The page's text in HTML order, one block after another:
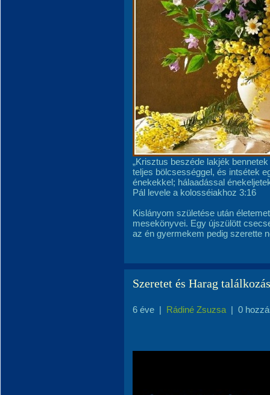
„Krisztus beszéde lakjék
teljes bölcsességgel, és intsétek
énekekkel; hálaadással
Pál levele a kolosséiakhoz 3:16
Kislányom születése után
mesekönyvei. Egy újszülött
az én gyermekem pedig szerette
Szeretet és Harag
6 éve | Rádiné Zsuzsa | 0